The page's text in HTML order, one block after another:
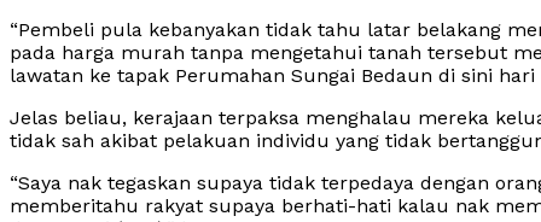
“Pembeli pula kebanyakan tidak tahu latar belakang
pada harga murah tanpa mengetahui tanah tersebut
lawatan ke tapak Perumahan Sungai Bedaun di sini hari
Jelas beliau, kerajaan terpaksa menghalau mereka
tidak sah akibat pelakuan individu yang tidak
“Saya nak tegaskan supaya tidak terpedaya dengan
memberitahu rakyat supaya berhati-hati kalau nak